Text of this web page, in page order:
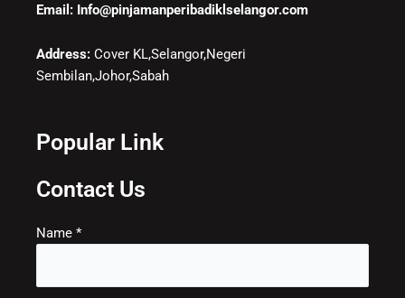
Email: Info@pinjamanperibadiklselangor.com
Address: Cover KL,Selangor,Negeri
Sembilan,Johor,Sabah
Popular Link
Contact Us
Name *